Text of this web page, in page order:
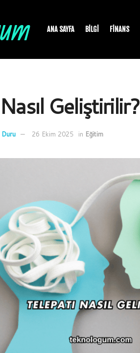
ANA SAYFA BILGI FINANS
Geliştirilir?
Duru 26 Ekim 2025 in Eğitim